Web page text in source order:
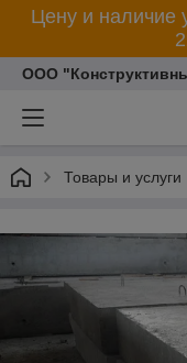
Цену и наличие
ООО
Товары и услуги